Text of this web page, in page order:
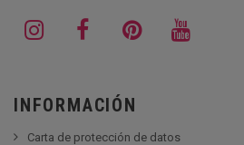
INFORMACIÓN
Carta de protección de datos